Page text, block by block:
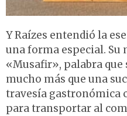
Y Raízes entendió la
una forma especial. Su
«Musafir», palabra
mucho más que una
travesía gastronómica
para transportar al